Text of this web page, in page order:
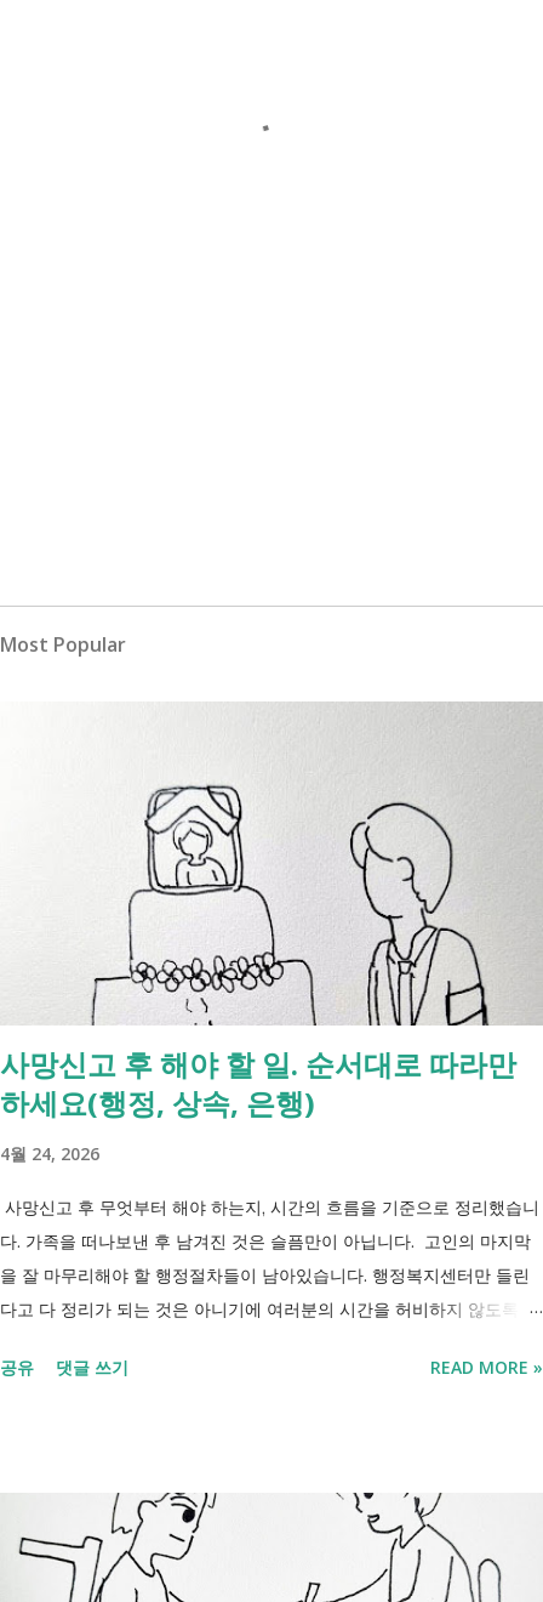
Most Popular
사망신고 후 해야 할 일. 순서대로 따라만
하세요(행정, 상속, 은행)
4월 24, 2026
사망신고 후 무엇부터 해야 하는지, 시간의 흐름을 기준으로 정리했습니
다. 가족을 떠나보낸 후 남겨진 것은 슬픔만이 아닙니다. 고인의 마지막
을 잘 마무리해야 할 행정절차들이 남아있습니다. 행정복지센터만 들린
다고 다 정리가 되는 것은 아니기에 여러분의 시간을 허비하지 않도록 정
처리까지 이 흐름만 따라가시면 됩니다. 장례 후 행정 절차 타임라인 장
모든 절차를 대신 처리해주지는 않습니다. 행정복지센터에서는 - 금융재
산, 부동산, 세금, 연금 등 '조회' 신청할 수 있습니다. 나머지는 직접 해야
합니다. - 상속포기 또는 한정승인 법원 - 상속세, 취득세 신고 세무서, 시
공유 댓글 쓰기 READ MORE »